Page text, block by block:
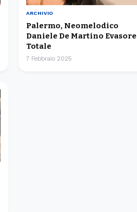
ARCHIVIO
Palermo, Neomelodico
Daniele De Martino Evasore
Totale
7 Febbraio 2025